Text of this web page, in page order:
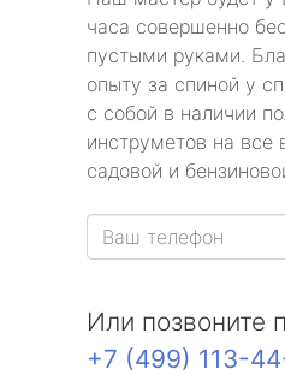
часа совершенно
пустыми руками.
опыту за спиной у
с собой в наличии
инструметов на все
садовой и
Или позвоните
+7 (499) 113-